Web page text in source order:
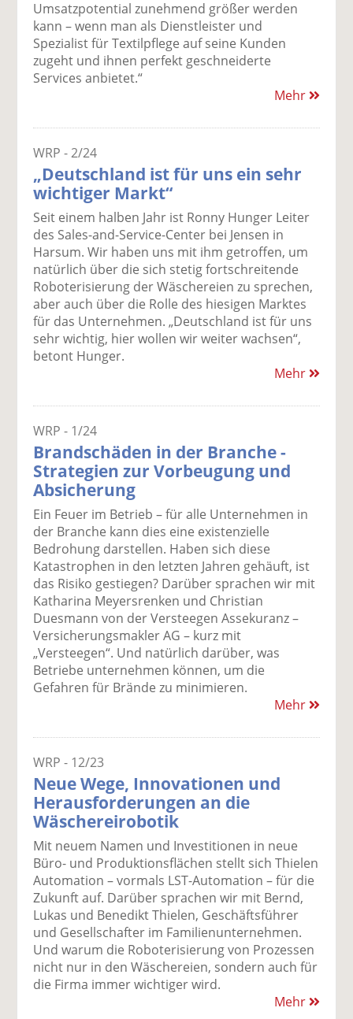
Umsatzpotential zunehmend größer werden
kann – wenn man als Dienstleister und
Spezialist für Textilpflege auf seine Kunden
zugeht und ihnen perfekt geschneiderte
Services anbietet.“
Mehr
WRP - 2/24
„Deutschland ist für uns ein sehr
wichtiger Markt“
Seit einem halben Jahr ist Ronny Hunger Leiter
des Sales-and-Service-Center bei Jensen in
Harsum. Wir haben uns mit ihm getroffen, um
natürlich über die sich stetig fortschreitende
Roboterisierung der Wäschereien zu sprechen,
aber auch über die Rolle des hiesigen Marktes
für das Unternehmen. „Deutschland ist für uns
sehr wichtig, hier wollen wir weiter wachsen“,
betont Hunger.
Mehr
WRP - 1/24
Brandschäden in der Branche -
Strategien zur Vorbeugung und
Absicherung
Ein Feuer im Betrieb – für alle Unternehmen in
der Branche kann dies eine existenzielle
Bedrohung darstellen. Haben sich diese
Katastrophen in den letzten Jahren gehäuft, ist
das Risiko gestiegen? Darüber sprachen wir mit
Katharina Meyersrenken und Christian
Duesmann von der Versteegen Assekuranz –
Versicherungsmakler AG – kurz mit
„Versteegen“. Und natürlich darüber, was
Betriebe unternehmen können, um die
Gefahren für Brände zu minimieren.
Mehr
WRP - 12/23
Neue Wege, Innovationen und
Herausforderungen an die
Wäschereirobotik
Mit neuem Namen und Investitionen in neue
Büro- und Produktionsflächen stellt sich Thielen
Automation – vormals LST-Automation – für die
Zukunft auf. Darüber sprachen wir mit Bernd,
Lukas und Benedikt Thielen, Geschäftsführer
und Gesellschafter im Familienunternehmen.
Und warum die Roboterisierung von Prozessen
nicht nur in den Wäschereien, sondern auch für
die Firma immer wichtiger wird.
Mehr